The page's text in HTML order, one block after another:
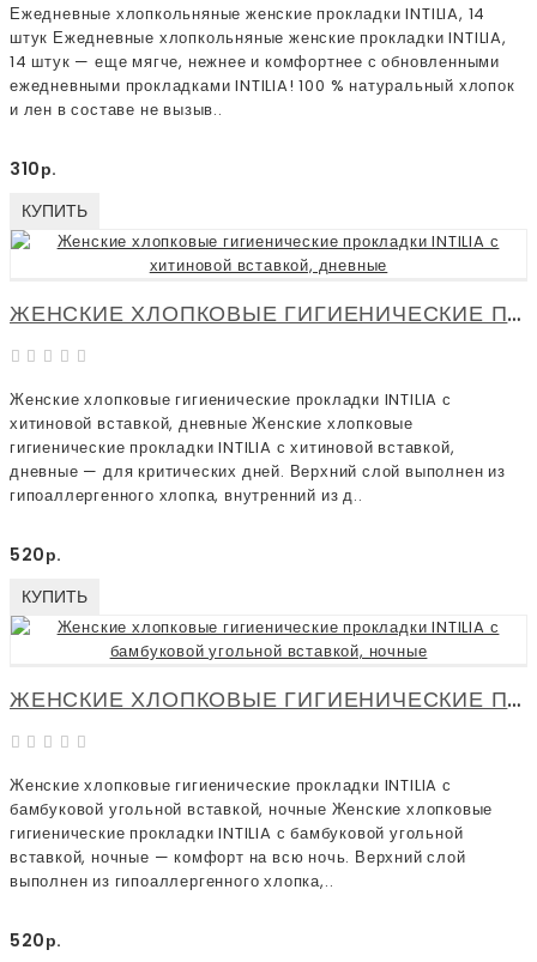
Ежедневные хлопкольняные женские прокладки INTILIA, 14
штук Ежедневные хлопкольняные женские прокладки INTILIA,
14 штук — еще мягче, нежнее и комфортнее с обновленными
ежедневными прокладками INTILIA! 100 % натуральный хлопок
и лен в составе не вызыв..
310р.
КУПИТЬ
ЖЕНСКИЕ ХЛОПКОВЫЕ ГИГИЕНИЧЕСКИЕ ПРОКЛАДКИ INTILIA С ХИТИНОВОЙ ВСТАВКОЙ, ДНЕВНЫЕ
Женские хлопковые гигиенические прокладки INTILIA с
хитиновой вставкой, дневные Женские хлопковые
гигиенические прокладки INTILIA с хитиновой вставкой,
дневные — для критических дней. Верхний слой выполнен из
гипоаллергенного хлопка, внутренний из д..
520р.
КУПИТЬ
ЖЕНСКИЕ ХЛОПКОВЫЕ ГИГИЕНИЧЕСКИЕ ПРОКЛАДКИ INTILIA С БАМБУКОВОЙ УГОЛЬНОЙ ВСТАВКОЙ, НОЧНЫЕ
Женские хлопковые гигиенические прокладки INTILIA с
бамбуковой угольной вставкой, ночные Женские хлопковые
гигиенические прокладки INTILIA с бамбуковой угольной
вставкой, ночные — комфорт на всю ночь. Верхний слой
выполнен из гипоаллергенного хлопка,..
520р.